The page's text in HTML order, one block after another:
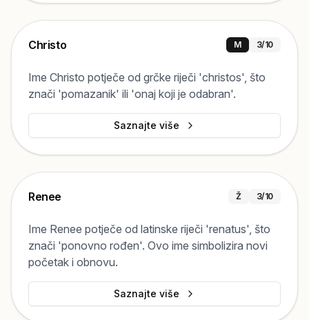
Christo M 3/10
Ime Christo potječe od grčke riječi 'christos', što
znači 'pomazanik' ili 'onaj koji je odabran'.
Saznajte više
Renee Ž 3/10
Ime Renee potječe od latinske riječi 'renatus', što
znači 'ponovno rođen'. Ovo ime simbolizira novi
početak i obnovu.
Saznajte više